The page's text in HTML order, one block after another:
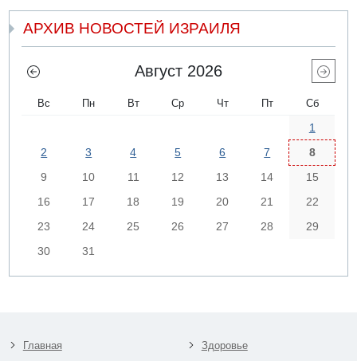
АРХИВ НОВОСТЕЙ ИЗРАИЛЯ
Август 2026
Вс Пн Вт Ср Чт Пт Сб
1
2
3 4 5 6 7
8
9
10 11 12 13 14
15
16
17 18 19 20 21
22
23
24 25 26 27 28
29
30
31
Главная
Здоровье